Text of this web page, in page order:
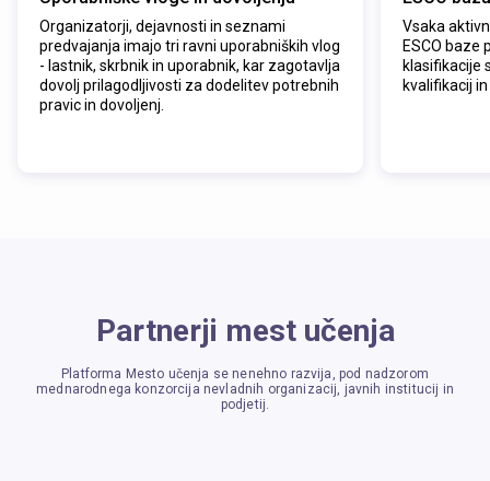
Organizatorji, dejavnosti in seznami
predvajanja imajo tri ravni uporabniških vlog
- lastnik, skrbnik in uporabnik, kar zagotavlja
dovolj prilagodljivosti za dodelitev potrebnih
pravic in dovoljenj.
Vsaka
ESCO baze
klasifikacije
kvalifikacij
Partnerji mest učenja
Platforma Mesto učenja se nenehno razvija, pod nadzorom
mednarodnega konzorcija nevladnih organizacij, javnih institucij in
podjetij.